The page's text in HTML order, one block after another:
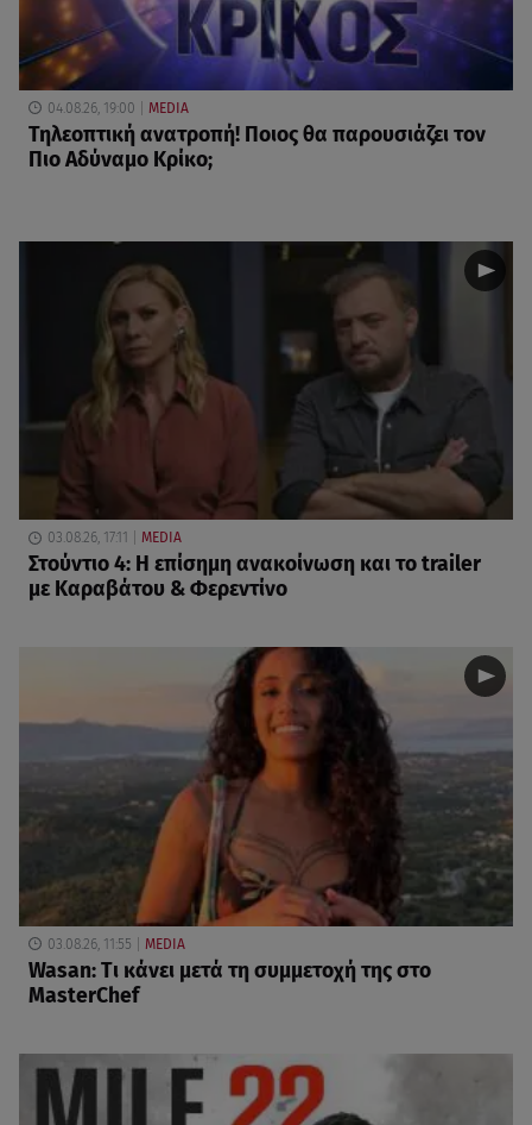
04.08.26, 19:00 MEDIA
Τηλεοπτική ανατροπή! Ποιος θα παρουσιάζει τον
Πιο Αδύναμο Κρίκο;
03.08.26, 17:11 MEDIA
Στούντιο 4: Η επίσημη ανακοίνωση και το trailer
με Καραβάτου & Φερεντίνο
03.08.26, 11:55 MEDIA
Wasan: Tι κάνει μετά τη συμμετοχή της στο
MasterChef